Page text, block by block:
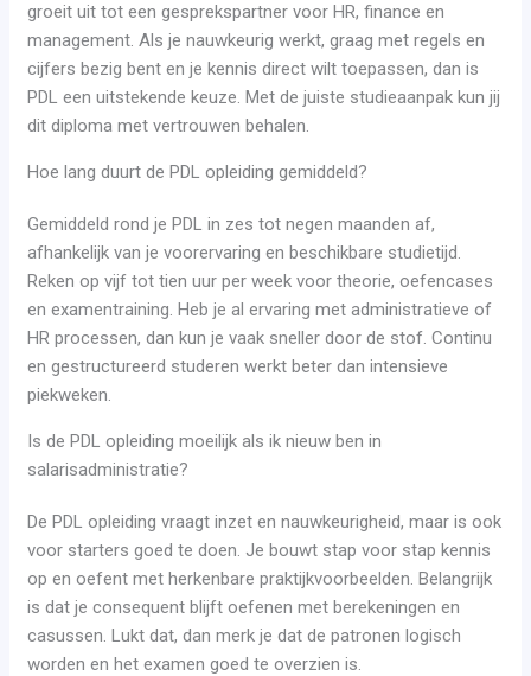
groeit uit tot een gesprekspartner voor HR, finance en
management. Als je nauwkeurig werkt, graag met regels en
cijfers bezig bent en je kennis direct wilt toepassen, dan is
PDL een uitstekende keuze. Met de juiste studieaanpak kun jij
dit diploma met vertrouwen behalen.
Hoe lang duurt de PDL opleiding gemiddeld?
Gemiddeld rond je PDL in zes tot negen maanden af,
afhankelijk van je voorervaring en beschikbare studietijd.
Reken op vijf tot tien uur per week voor theorie, oefencases
en examentraining. Heb je al ervaring met administratieve of
HR processen, dan kun je vaak sneller door de stof. Continu
en gestructureerd studeren werkt beter dan intensieve
piekweken.
Is de PDL opleiding moeilijk als ik nieuw ben in
salarisadministratie?
De PDL opleiding vraagt inzet en nauwkeurigheid, maar is ook
voor starters goed te doen. Je bouwt stap voor stap kennis
op en oefent met herkenbare praktijkvoorbeelden. Belangrijk
is dat je consequent blijft oefenen met berekeningen en
casussen. Lukt dat, dan merk je dat de patronen logisch
worden en het examen goed te overzien is.